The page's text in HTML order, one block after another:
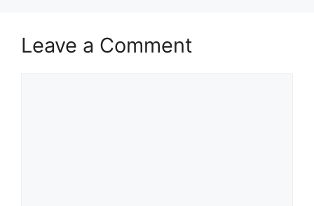
Leave a Comment